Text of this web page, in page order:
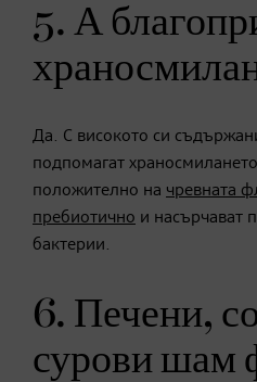
5. А
Да. С високото си
подпомагат
положително на чревната
пребиотично и насърчават
бактерии.
6. Печени,
сурови шам